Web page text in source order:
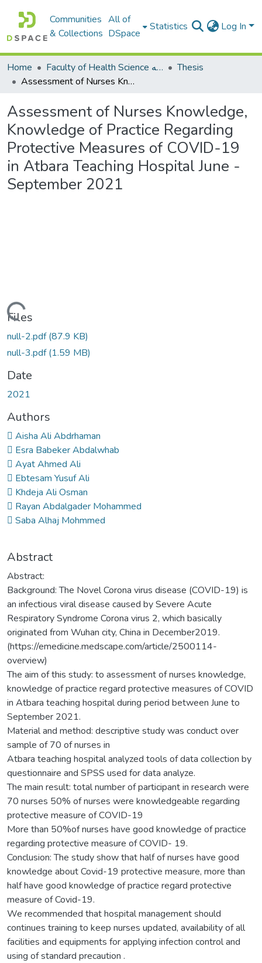
Communities
& Collections
All of
DSpace
Statistics Log In
Home Faculty of Health Science كلية العلوم الصحيه
Thesis
Assessment of Nurses Knowledge, Knowledge of Practice Regarding Protective Measures of COVID-19 in Atbara Teaching Hospital June - September 2021
Assessment of Nurses Knowledge,
Knowledge of Practice Regarding
Protective Measures of COVID-19
in Atbara Teaching Hospital June -
September 2021
Files
null-2.pdf(87.9 KB)
null-3.pdf(1.59 MB)
Date
2021
Authors
 Aisha Ali Abdrhaman
 Esra Babeker Abdalwhab
 Ayat Ahmed Ali
 Ebtesam Yusuf Ali
 Khdeja Ali Osman
 Rayan Abdalgader Mohammed
 Saba Alhaj Mohmmed
Abstract
Abstract:
Background: The Novel Corona virus disease (COVID-19) is
an infectious viral disease caused by Severe Acute
Respiratory Syndrome Corona virus 2, which basically
originated from Wuhan city, China in December2019.
(https://emedicine.medscape.com/article/2500114-
overview)
The aim of this study: to assessment of nurses knowledge,
knowledge of practice regard protective measures of COVID
in Atbara teaching hospital during period between June to
September 2021.
Material and method: descriptive study was conduct over
sample of 70 of nurses in
Atbara teaching hospital analyzed tools of data collection by
questionnaire and SPSS used for data analyze.
The main result: total number of participant in research were
70 nurses 50% of nurses were knowledgeable regarding
protective measure of COVID-19
More than 50%of nurses have good knowledge of practice
regarding protective measure of COVID- 19.
Conclusion: The study show that half of nurses have good
knowledge about Covid-19 protective measure, more than
half have good knowledge of practice regard protective
measure of Covid-19.
We recommended that hospital management should
continues training to keep nurses updated, availability of all
facilities and equipments for applying infection control and
using of standard precaution .